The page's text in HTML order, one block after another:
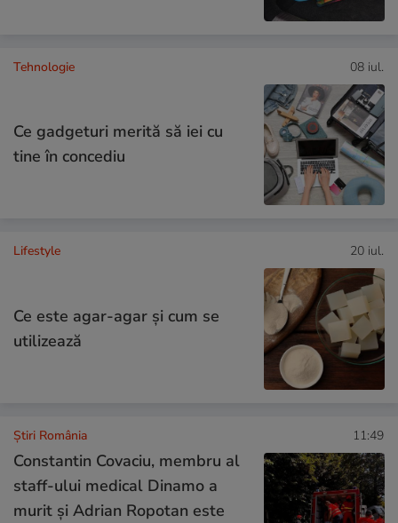
Tehnologie 08 iul.
Ce gadgeturi merită să iei cu
tine în concediu
Lifestyle 20 iul.
Ce este agar-agar și cum se
utilizează
Știri România 11:49
Constantin Covaciu, membru al
staff-ului medical Dinamo a
murit și Adrian Ropotan este